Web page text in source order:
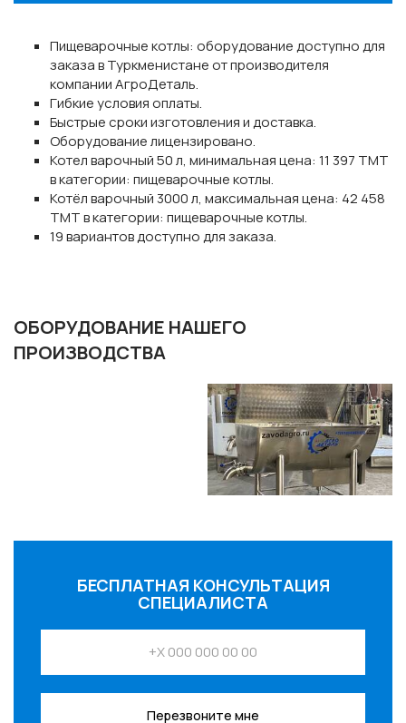
Пищеварочные котлы: оборудование доступно для
заказа в Туркменистане от производителя
компании АгроДеталь.
Гибкие условия оплаты.
Быстрые сроки изготовления и доставка.
Оборудование лицензировано.
Котел варочный 50 л, минимальная цена: 11 397 TMT
в категории: пищеварочные котлы.
Котёл варочный 3000 л, максимальная цена: 42 458
TMT в категории: пищеварочные котлы.
19 вариантов доступно для заказа.
ОБОРУДОВАНИЕ НАШЕГО
ПРОИЗВОДСТВА
БЕСПЛАТНАЯ КОНСУЛЬТАЦИЯ
СПЕЦИАЛИСТА
Перезвоните мне